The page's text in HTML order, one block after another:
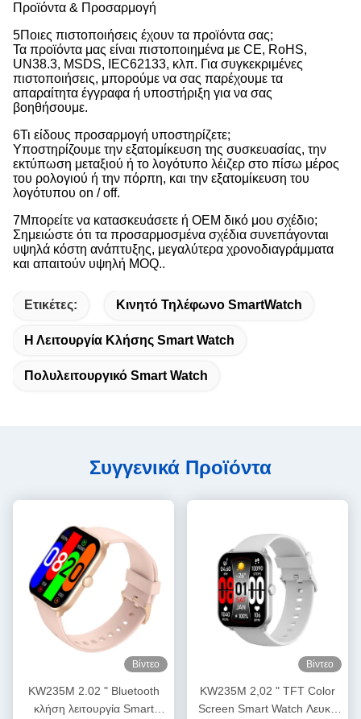
Προϊόντα & Προσαρμογή
5Ποιες πιστοποιήσεις έχουν τα προϊόντα σας;
Τα προϊόντα μας είναι πιστοποιημένα με CE, RoHS,
UN38.3, MSDS, IEC62133, κλπ. Για συγκεκριμένες
πιστοποιήσεις, μπορούμε να σας παρέχουμε τα
απαραίτητα έγγραφα ή υποστήριξη για να σας
βοηθήσουμε.
6Τι είδους προσαρμογή υποστηρίζετε;
Υποστηρίζουμε την εξατομίκευση της συσκευασίας, την
εκτύπωση μεταξιού ή το λογότυπο λέιζερ στο πίσω μέρος
του ρολογιού ή την πόρπη, και την εξατομίκευση του
λογότυπου on / off.
7Μπορείτε να κατασκευάσετε ή OEM δικό μου σχέδιο;
Σημειώστε ότι τα προσαρμοσμένα σχέδια συνεπάγονται
υψηλά κόστη ανάπτυξης, μεγαλύτερα χρονοδιαγράμματα
και απαιτούν υψηλή MOQ..
Ετικέτες: Κινητό Τηλέφωνο SmartWatch
Η Λειτουργία Κλήσης Smart Watch
Πολυλειτουργικό Smart Watch
Συγγενικά Προϊόντα
Βίντεο
KW235M 2.02 " Bluetooth
κλήση λειτουργία Smart
Βίντεο
KW235M 2,02 " TFT Color
Screen Smart Watch Λευκό